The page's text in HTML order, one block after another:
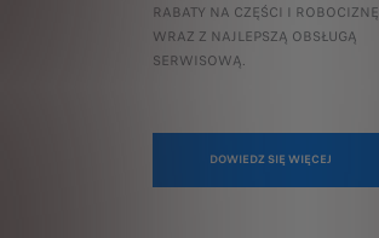
RABATY NA CZĘŚCI I ROBOCIZNĘ
WRAZ Z NAJLEPSZĄ OBSŁUGĄ
SERWISOWĄ.
DOWIEDZ SIĘ WIĘCEJ